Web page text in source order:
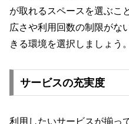
が取れるスペースを選ぶこ
広さや利用回数の制限がな
きる環境を選択しましょう。
サービスの充実度
利用したいサービスが揃っ